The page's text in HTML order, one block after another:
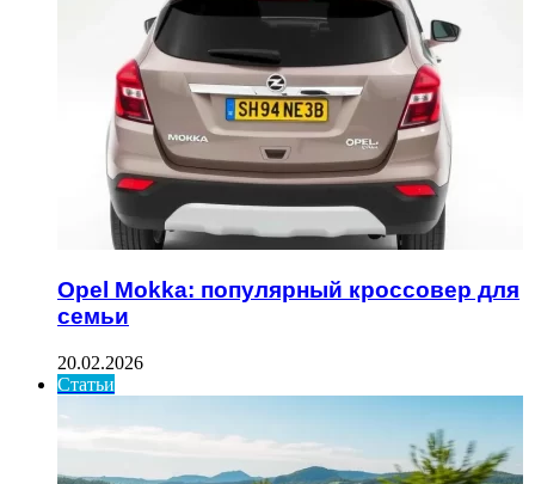
Opel Mokka: популярный кроссовер для
семьи
20.02.2026
Статьи